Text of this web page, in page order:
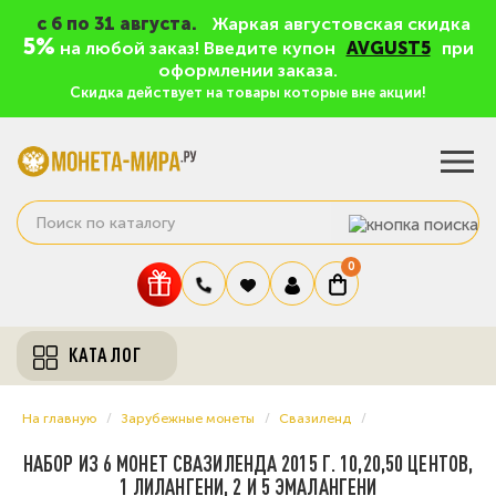
c 6 по 31 августа. Жаркая августовская скидка
5% на любой заказ! Введите купон AVGUST5
при
оформлении заказа.
Скидка действует на товары которые вне акции!
0
КАТАЛОГ
На главную Зарубежные монеты Свазиленд
НАБОР ИЗ 6 МОНЕТ СВАЗИЛЕНДА 2015 Г. 10,20,50 ЦЕНТОВ,
1 ЛИЛАНГЕНИ, 2 И 5 ЭМАЛАНГЕНИ